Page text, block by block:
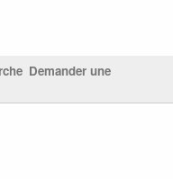
Demander une